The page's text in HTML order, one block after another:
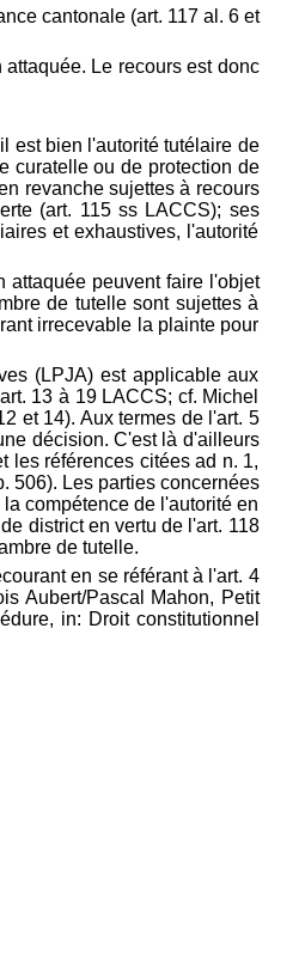
cantonale (art. 117 al. 6 et
Le recours est donc
est bien l'autorité tutélaire de
curatelle ou de protection de
revanche sujettes à recours
(art. 115 ss LACCS); ses
et exhaustives, l'autorité
attaquée peuvent faire l'objet
de tutelle sont sujettes à
irrecevable la plainte pour
(LPJA) est applicable aux
13 à 19 LACCS; cf. Michel
et 14). Aux termes de l'art. 5
décision. C'est là d'ailleurs
les références citées ad n. 1,
506). Les parties concernées
compétence de l'autorité en
district en vertu de l'art. 118
de tutelle.
en se référant à l'art. 4
Aubert/Pascal Mahon, Petit
in: Droit constitutionnel